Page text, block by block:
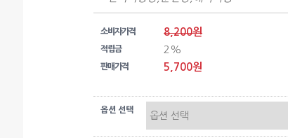
소비자가격 8,200원
적립금 2%
판매가격 5,700원
옵션 선택